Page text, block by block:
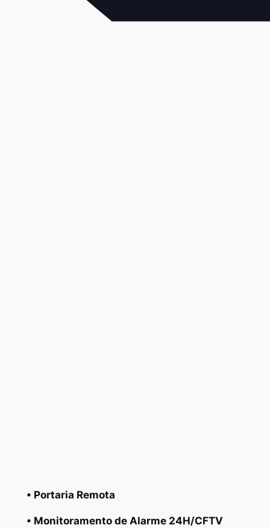
• Portaria Remota
• Monitoramento de Alarme 24H/CFTV